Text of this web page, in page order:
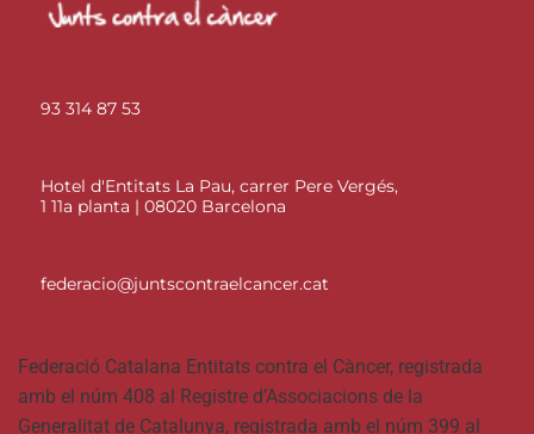
93 314 87 53
Hotel d'Entitats La Pau, carrer Pere Vergés,
1 11a planta | 08020 Barcelona
federacio@juntscontraelcancer.cat
Federació Catalana Entitats contra el Càncer, registrada
amb el núm 408 al Registre d’Associacions de la
Generalitat de Catalunya, registrada amb el núm 399 al